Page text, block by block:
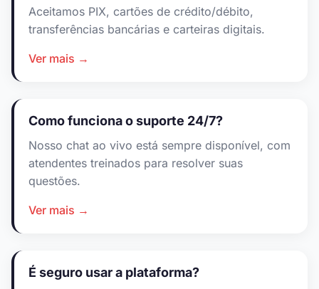
Aceitamos PIX, cartões de crédito/débito,
transferências bancárias e carteiras digitais.
Ver mais →
Como funciona o suporte 24/7?
Nosso chat ao vivo está sempre disponível, com
atendentes treinados para resolver suas
questões.
Ver mais →
É seguro usar a plataforma?